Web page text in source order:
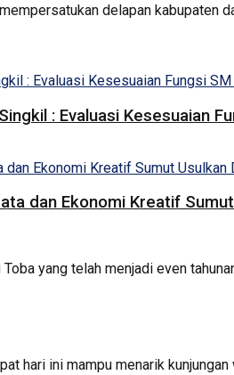
delapan kabupaten
: Evaluasi Kesesuaian
dan Ekonomi Kreatif
yang telah menjadi even
hari ini mampu menarik